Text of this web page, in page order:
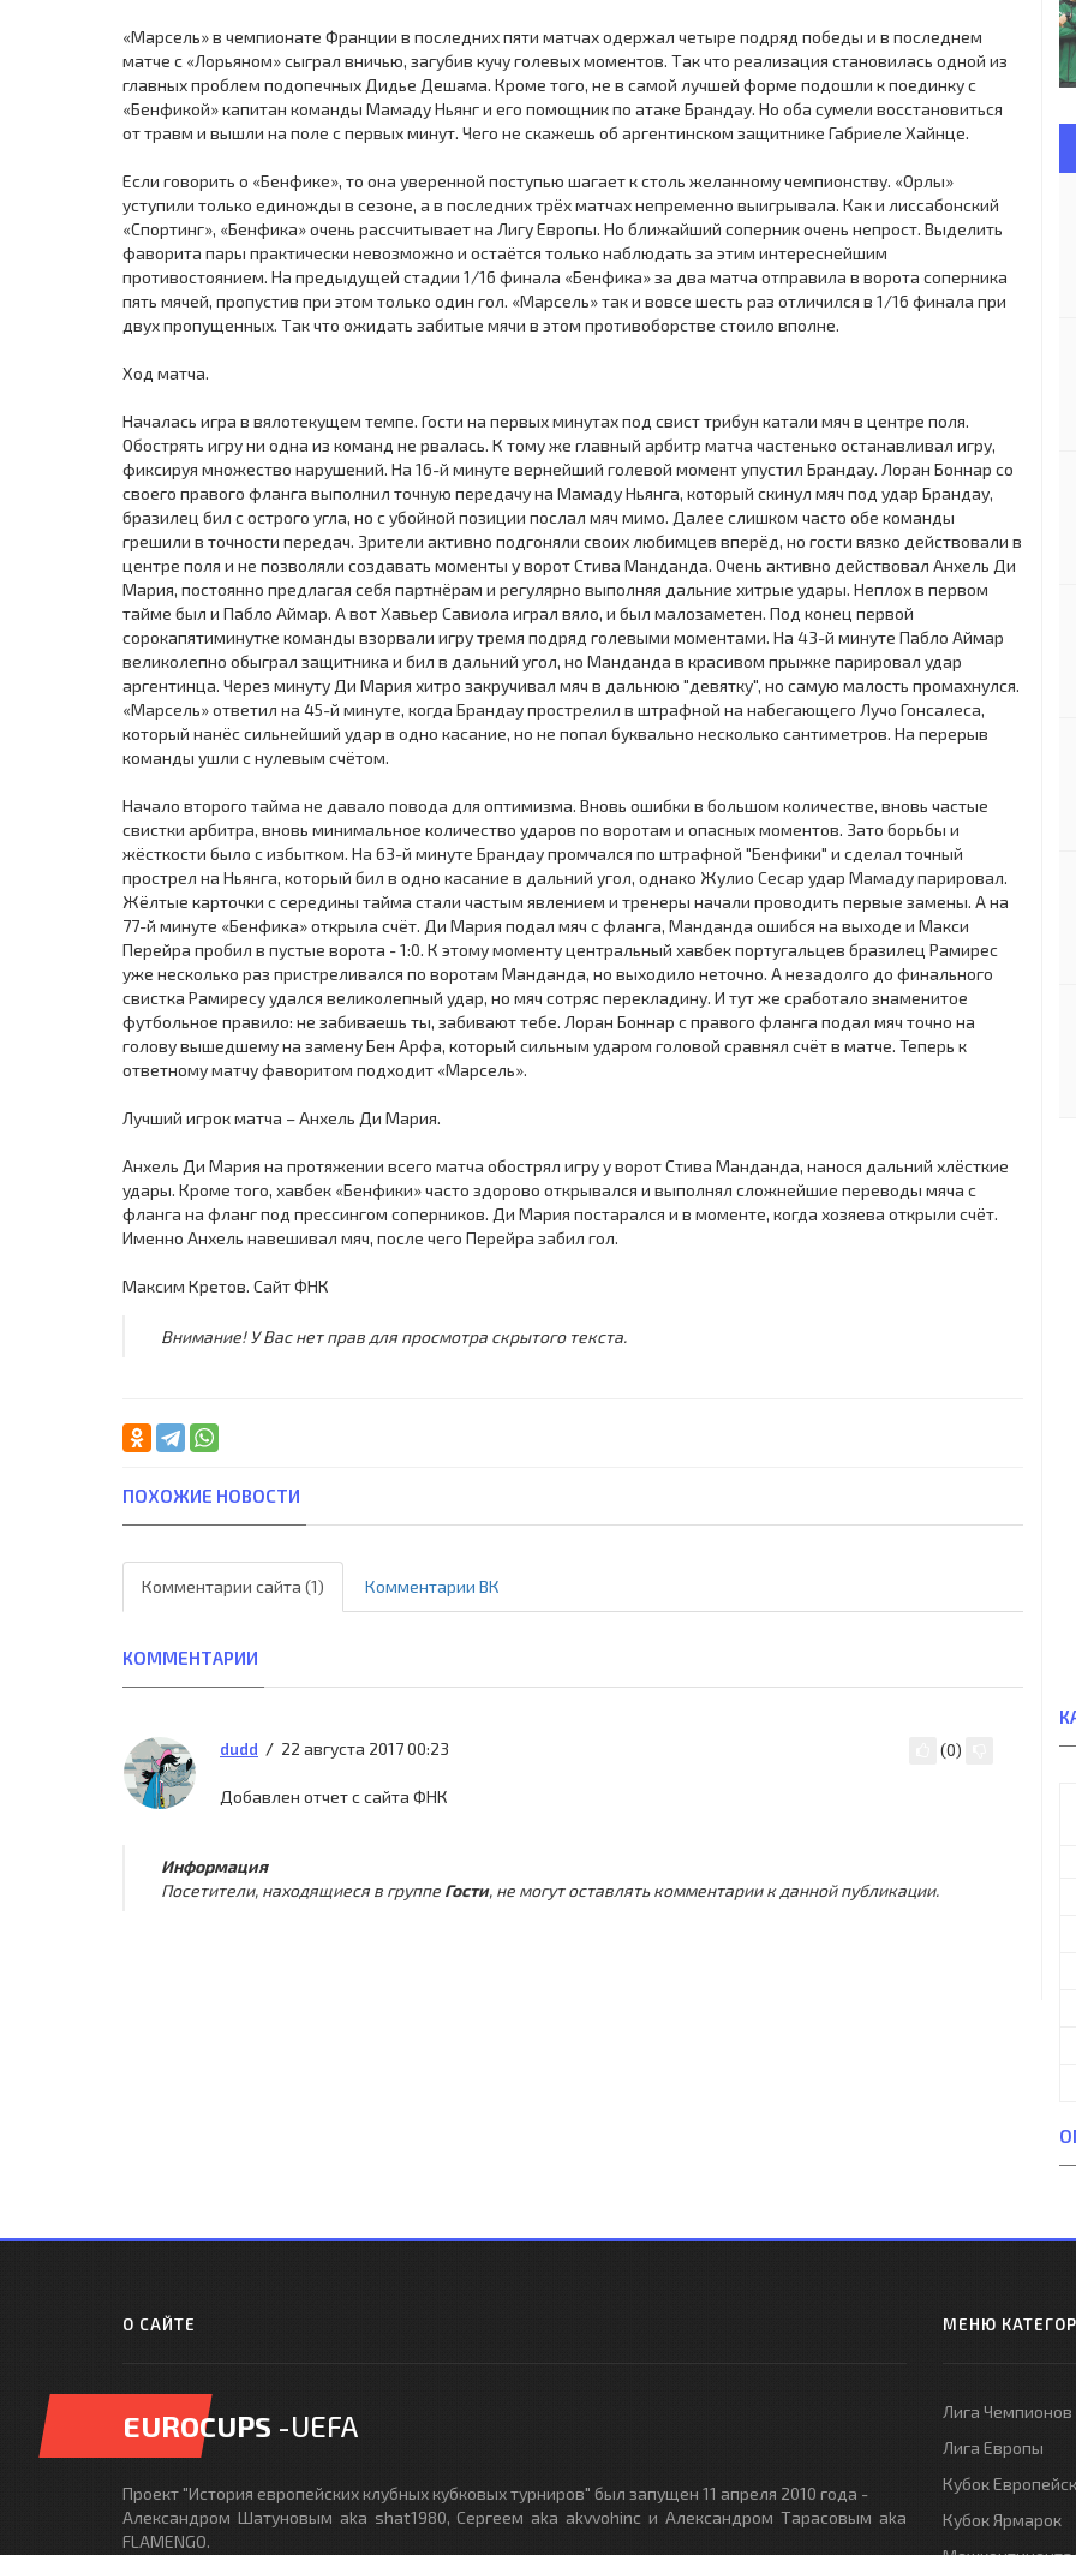
«Марсель» в чемпионате Франции в последних пяти матчах одержал четыре подряд победы и в последнем
матче с «Лорьяном» сыграл вничью, загубив кучу голевых моментов. Так что реализация становилась одной из
главных проблем подопечных Дидье Дешама. Кроме того, не в самой лучшей форме подошли к поединку с
«Бенфикой» капитан команды Мамаду Ньянг и его помощник по атаке Брандау. Но оба сумели восстановиться
от травм и вышли на поле с первых минут. Чего не скажешь об аргентинском защитнике Габриеле Хайнце.
Если говорить о «Бенфике», то она уверенной поступью шагает к столь желанному чемпионству. «Орлы»
уступили только единожды в сезоне, а в последних трёх матчах непременно выигрывала. Как и лиссабонский
«Спортинг», «Бенфика» очень рассчитывает на Лигу Европы. Но ближайший соперник очень непрост. Выделить
фаворита пары практически невозможно и остаётся только наблюдать за этим интереснейшим
противостоянием. На предыдущей стадии 1/16 финала «Бенфика» за два матча отправила в ворота соперника
пять мячей, пропустив при этом только один гол. «Марсель» так и вовсе шесть раз отличился в 1/16 финала при
двух пропущенных. Так что ожидать забитые мячи в этом противоборстве стоило вполне.
Ход матча.
Началась игра в вялотекущем темпе. Гости на первых минутах под свист трибун катали мяч в центре поля.
Обострять игру ни одна из команд не рвалась. К тому же главный арбитр матча частенько останавливал игру,
фиксируя множество нарушений. На 16-й минуте вернейший голевой момент упустил Брандау. Лоран Боннар со
своего правого фланга выполнил точную передачу на Мамаду Ньянга, который скинул мяч под удар Брандау,
бразилец бил с острого угла, но с убойной позиции послал мяч мимо. Далее слишком часто обе команды
грешили в точности передач. Зрители активно подгоняли своих любимцев вперёд, но гости вязко действовали в
центре поля и не позволяли создавать моменты у ворот Стива Манданда. Очень активно действовал Анхель Ди
Мария, постоянно предлагая себя партнёрам и регулярно выполняя дальние хитрые удары. Неплох в первом
тайме был и Пабло Аймар. А вот Хавьер Савиола играл вяло, и был малозаметен. Под конец первой
сорокапятиминутке команды взорвали игру тремя подряд голевыми моментами. На 43-й минуте Пабло Аймар
великолепно обыграл защитника и бил в дальний угол, но Манданда в красивом прыжке парировал удар
аргентинца. Через минуту Ди Мария хитро закручивал мяч в дальнюю "девятку", но самую малость промахнулся.
«Марсель» ответил на 45-й минуте, когда Брандау прострелил в штрафной на набегающего Лучо Гонсалеса,
который нанёс сильнейший удар в одно касание, но не попал буквально несколько сантиметров. На перерыв
команды ушли с нулевым счётом.
Начало второго тайма не давало повода для оптимизма. Вновь ошибки в большом количестве, вновь частые
свистки арбитра, вновь минимальное количество ударов по воротам и опасных моментов. Зато борьбы и
жёсткости было с избытком. На 63-й минуте Брандау промчался по штрафной "Бенфики" и сделал точный
прострел на Ньянга, который бил в одно касание в дальний угол, однако Жулио Сесар удар Мамаду парировал.
Жёлтые карточки с середины тайма стали частым явлением и тренеры начали проводить первые замены. А на
77-й минуте «Бенфика» открыла счёт. Ди Мария подал мяч с фланга, Манданда ошибся на выходе и Макси
Перейра пробил в пустые ворота - 1:0. К этому моменту центральный хавбек португальцев бразилец Рамирес
уже несколько раз пристреливался по воротам Манданда, но выходило неточно. А незадолго до финального
свистка Рамиресу удался великолепный удар, но мяч сотряс перекладину. И тут же сработало знаменитое
футбольное правило: не забиваешь ты, забивают тебе. Лоран Боннар с правого фланга подал мяч точно на
голову вышедшему на замену Бен Арфа, который сильным ударом головой сравнял счёт в матче. Теперь к
ответному матчу фаворитом подходит «Марсель».
Лучший игрок матча – Анхель Ди Мария.
Анхель Ди Мария на протяжении всего матча обострял игру у ворот Стива Манданда, нанося дальний хлёсткие
удары. Кроме того, хавбек «Бенфики» часто здорово открывался и выполнял сложнейшие переводы мяча с
фланга на фланг под прессингом соперников. Ди Мария постарался и в моменте, когда хозяева открыли счёт.
Именно Анхель навешивал мяч, после чего Перейра забил гол.
Максим Кретов. Сайт ФНК
Внимание! У Вас нет прав для просмотра скрытого текста.
ПОХОЖИЕ НОВОСТИ
Комментарии сайта (1) Комментарии ВК
КОММЕНТАРИИ
dudd 22 августа 2017 00:23 (0)
Добавлен отчет с сайта ФНК
Информация
Посетители, находящиеся в группе Гости, не могут оставлять комментарии к данной публикации.
О САЙТЕ
EUROCUPS -UEFA
Проект "История европейских клубных кубковых турниров" был запущен 11 апреля 2010 года -
Александром Шатуновым aka shat1980, Сергеем aka akvvohinc и Александром Тарасовым aka
FLAMENGO.
МЕНЮ
Лига Чемпионов
Лига Европы
Кубок
Кубок Ярмарок